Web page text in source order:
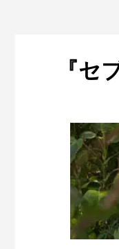
『セ